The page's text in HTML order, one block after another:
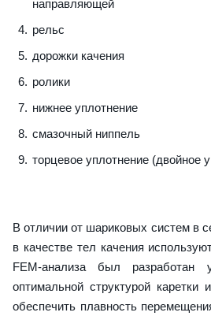
направляющей
рельс
дорожки качения
ролики
нижнее уплотнение
смазочный ниппель
торцевое уплотнение (двойное
В отличии от шариковых систем в
в качестве тел качения
FEM-анализа был разработан
оптимальной структурой
обеспечить плавность